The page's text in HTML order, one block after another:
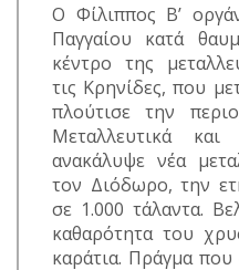
Ο Φίλιππος Β’
Παγγαίου κατά
κέντρο της
τις Κρηνίδες, που
πλούτισε την
Μεταλλευτικά και
ανακάλυψε νέα
τον Διόδωρο, την
σε 1.000 τάλαντα.
καθαρότητα του
καράτια. Πράγμα που